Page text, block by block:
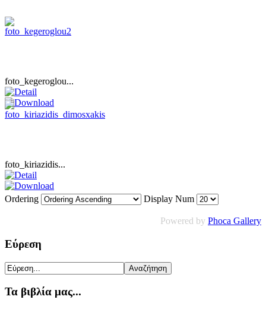
foto_kegeroglou...
foto_kiriazidis...
Ordering Display Num
Powered by Phoca Gallery
Εύρεση
Τα βιβλία μας...